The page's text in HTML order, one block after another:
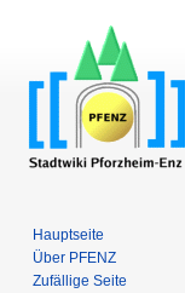
Hauptseite
Über PFENZ
Zufällige Seite